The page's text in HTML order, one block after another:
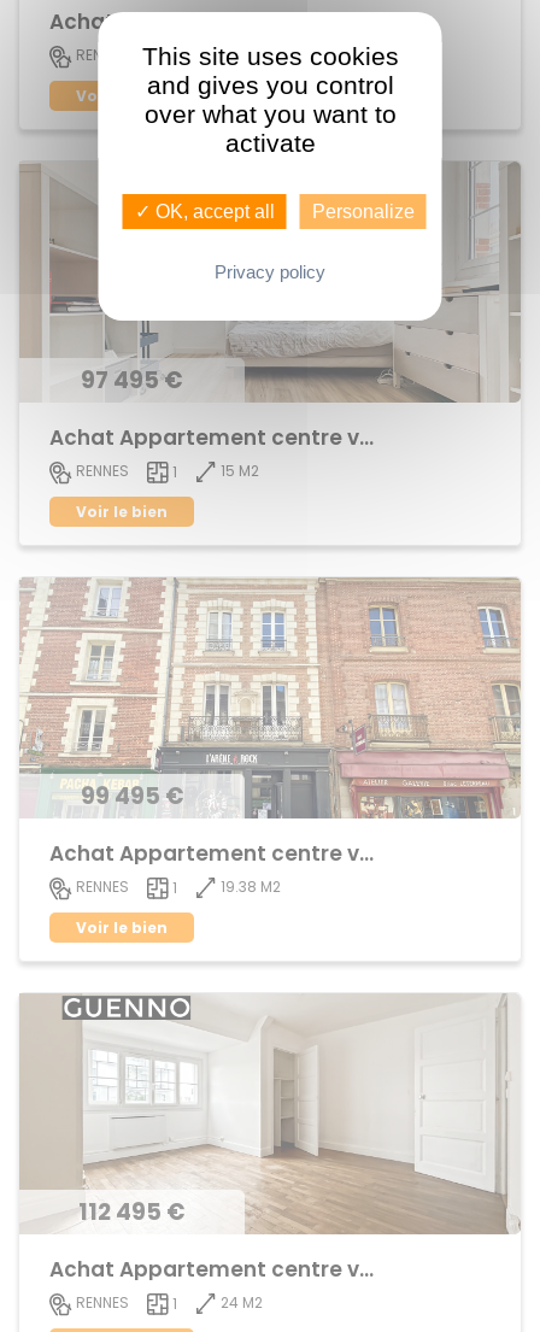
Achat Appartement Maurepas
RENNES 1
20 M2
Voir le bien
97 495 €
Achat Appartement centre ville
RENNES 1
15 M2
Voir le bien
99 495 €
Achat Appartement centre ville
RENNES 1
19.38 M2
Voir le bien
112 495 €
Achat Appartement centre ville
RENNES 1
24 M2
This site uses cookies
and gives you control
over what you want to
activate
✓ OK, accept all Personalize
Privacy policy